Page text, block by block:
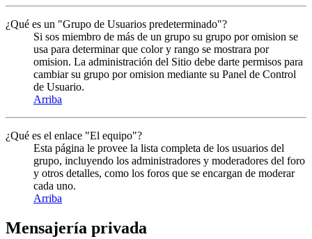
¿Qué es un "Grupo de Usuarios predeterminado"?
Si sos miembro de más de un grupo su grupo por omision se
usa para determinar que color y rango se mostrara por
omision. La administración del Sitio debe darte permisos para
cambiar su grupo por omision mediante su Panel de Control
de Usuario.
Arriba
¿Qué es el enlace "El equipo"?
Esta página le provee la lista completa de los usuarios del
grupo, incluyendo los administradores y moderadores del foro
y otros detalles, como los foros que se encargan de moderar
cada uno.
Arriba
Mensajería privada